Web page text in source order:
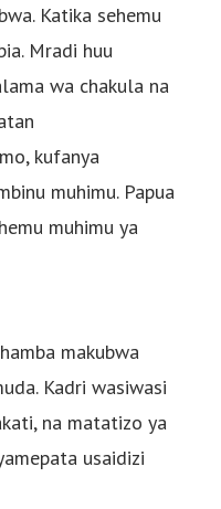
Katika sehemu
Mradi huu
wa chakula na
kufanya
muhimu. Papua
muhimu ya
makubwa
Kadri wasiwasi
na matatizo ya
usaidizi